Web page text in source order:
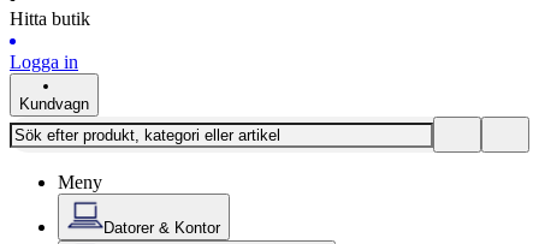
Hitta butik
Logga in
Kundvagn
Meny
Datorer & Kontor